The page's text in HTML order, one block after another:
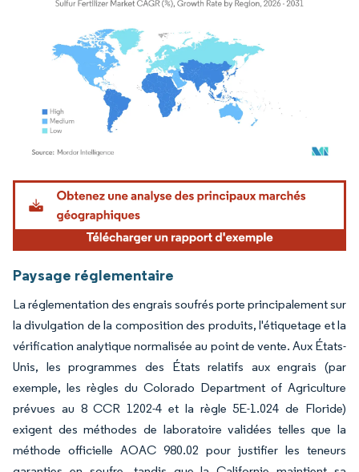
Image © Mordor Intelligence. La réutilisation nécessite une attribution sous CC BY
Paysage réglementaire
La réglementation des engrais soufrés porte principalement sur
la divulgation de la composition des produits, l'étiquetage et la
vérification analytique normalisée au point de vente. Aux États-
Unis, les programmes des États relatifs aux engrais (par
exemple, les règles du Colorado Department of Agriculture
prévues au 8 CCR 1202-4 et la règle 5E-1.024 de Floride)
exigent des méthodes de laboratoire validées telles que la
méthode officielle AOAC 980.02 pour justifier les teneurs